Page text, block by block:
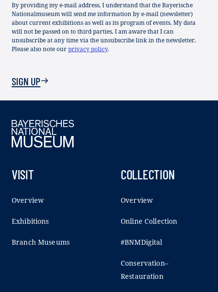
By providing my e-mail address, I understand that the Bayerische
Nationalmuseum will send me information by e-mail (newsletter)
about current exhibitions as well as its program of events. My data
will not be passed on to third parties. I am aware that I can
unsubscribe at any time via the unsubscribe link in the newsletter.
Please also note ourprivacy policy.
SIGN UP
VISIT
Overview
Exhibitions
Branch Museums
COLLECTION
Overview
Online Collection
#BNMDigital
Conservation–
Restauration